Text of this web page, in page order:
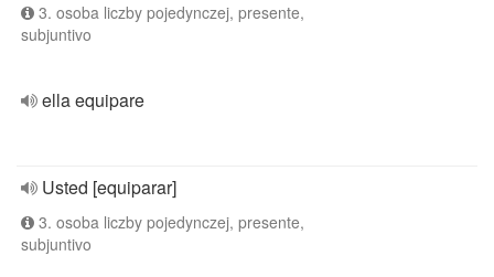
3. osoba liczby pojedynczej, presente,
subjuntivo
ella equipare
Usted [equiparar]
3. osoba liczby pojedynczej, presente,
subjuntivo